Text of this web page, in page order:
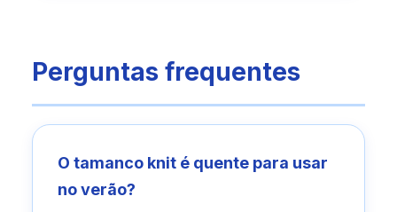
Perguntas frequentes
O tamanco knit é quente para usar
no verão?